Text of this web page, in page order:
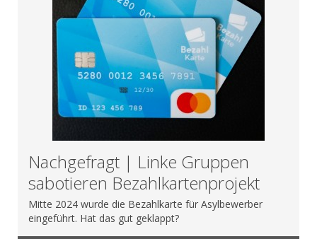
Nachgefragt | Linke Gruppen
sabotieren Bezahlkartenprojekt
Mitte 2024 wurde die Bezahlkarte für Asylbewerber
eingeführt. Hat das gut geklappt?